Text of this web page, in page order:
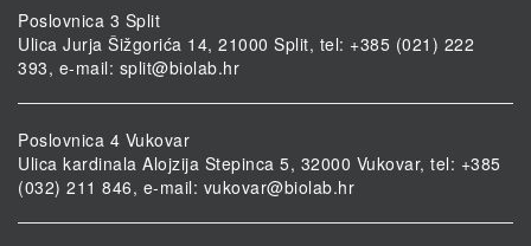
Poslovnica 3 Split
Ulica Jurja Šižgorića 14, 21000 Split, tel: +385 (021) 222
393, e-mail: split@biolab.hr
Poslovnica 4 Vukovar
Ulica kardinala Alojzija Stepinca 5, 32000 Vukovar, tel: +385
(032) 211 846, e-mail: vukovar@biolab.hr